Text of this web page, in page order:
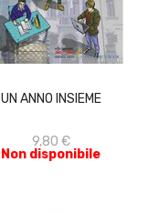
UN ANNO INSIEME
9,80 €
Non disponibile
ACQUISTA